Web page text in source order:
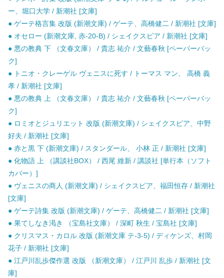
ー、堀口大学 / 新潮社 [文庫]
● ゲーテ格言集 改版 (新潮文庫) / ゲーテ、高橋健二 / 新潮社 [文庫]
● オセロー (新潮文庫, 赤-20-B) / シェイクスピア / 新潮社 [文庫]
● 悪の教典 下 （文春文庫） / 貴志 祐介 / 文藝春秋 [ペーパーバッ
ク]
● トニオ・クレーゲル ヴェニスに死す / トーマス マン、 高橋 義
孝 / 新潮社 [文庫]
● 悪の教典 上 （文春文庫） / 貴志 祐介 / 文藝春秋 [ペーパーバッ
ク]
● ロミオとジュリエット 改版 (新潮文庫) / シェイクスピア、中野
好夫 / 新潮社 [文庫]
● 赤と黒 下 (新潮文庫) / スタンダール、 小林 正 / 新潮社 [文庫]
● 化物語 上 （講談社BOX） / 西尾 維新 / 講談社 [単行本（ソフト
カバー）]
● ヴェニスの商人 (新潮文庫) / シェイクスピア、福田恒存 / 新潮社
[文庫]
● ゲーテ詩集 改版 (新潮文庫) / ゲーテ、高橋健二 / 新潮社 [文庫]
● 果てしなき渇き （宝島社文庫） / 深町 秋生 / 宝島社 [文庫]
● クリスマス・カロル 改版 (新潮文庫 テ-3-5) / ディケンズ、村岡
花子 / 新潮社 [文庫]
● 江戸川乱歩傑作選 改版 （新潮文庫） / 江戸川 乱歩 / 新潮社 [文
庫]